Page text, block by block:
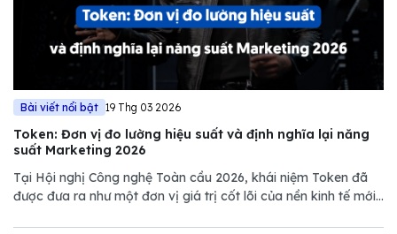
Bài viết nổi bật 19 Thg 03 2026
Token: Đơn vị đo lường hiệu suất và định nghĩa lại năng
suất Marketing 2026
Tại Hội nghị Công nghệ Toàn cầu 2026, khái niệm Token đã
được đưa ra như một đơn vị giá trị cốt lõi của nền kinh tế mới.